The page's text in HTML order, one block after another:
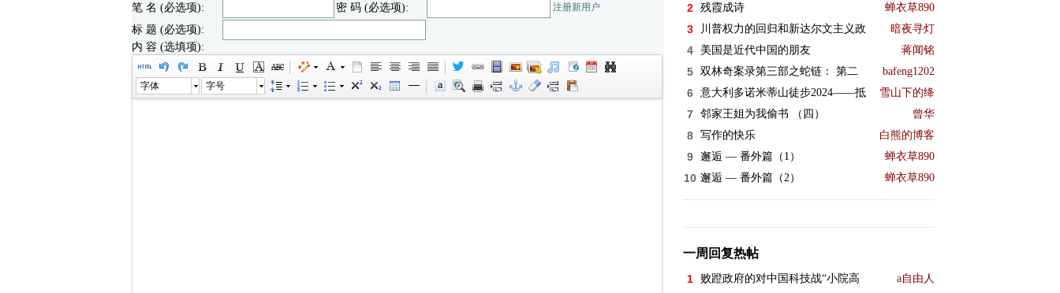
笔 名 (必选项): 密 码 (必选项): 注册新用户
标 题 (必选项):
内 容 (选填项):
字体 字号
2 残霞成诗 蝉衣草890
3 川普权力的回归和新达尔文主义政 暗夜寻灯
4 美国是近代中国的朋友 蒋闻铭
5 双林奇案录第三部之蛇链： 第二 bafeng1202
6 意大利多诺米蒂山徒步2024——抵 雪山下的绛
7 邻家王姐为我偷书 （四） 曾华
8 写作的快乐 白熊的博客
9 邂逅 — 番外篇（1） 蝉衣草890
10 邂逅 — 番外篇（2） 蝉衣草890
一周回复热帖
1 败蹬政府的对中国科技战“小院高 a自由人